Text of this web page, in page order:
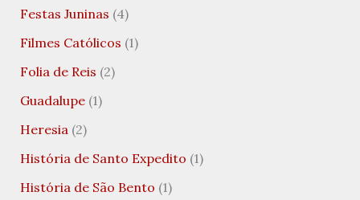
Festas Juninas (4)
Filmes Católicos (1)
Folia de Reis (2)
Guadalupe(1)
Heresia(2)
História de Santo Expedito (1)
História de São Bento (1)